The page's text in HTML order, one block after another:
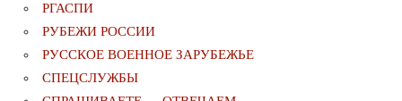
РГАСПИ
РУБЕЖИ РОССИИ
РУССКОЕ ВОЕННОЕ ЗАРУБЕЖЬЕ
СПЕЦСЛУЖБЫ